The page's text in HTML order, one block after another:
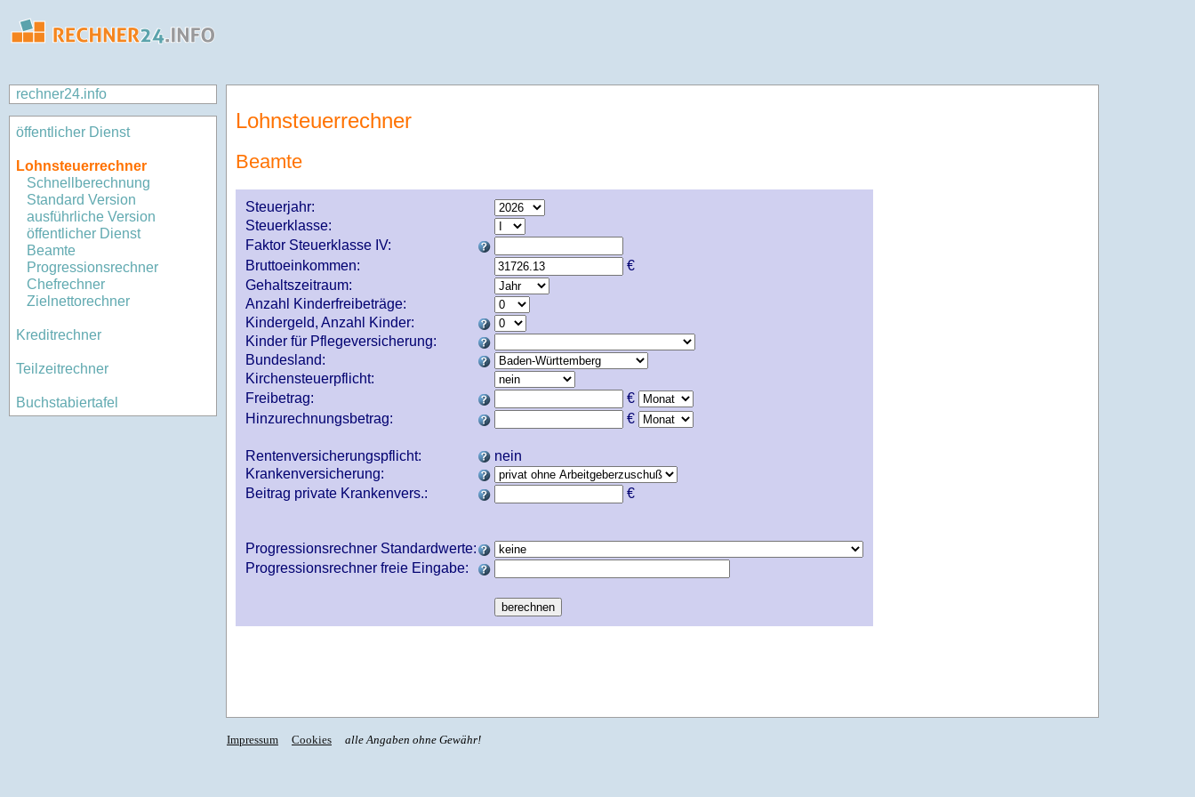
rechner24.info
öffentlicher Dienst
Lohnsteuerrechner
Schnellberechnung
Standard Version
ausführliche Version
öffentlicher Dienst
Beamte
Progressionsrechner
Chefrechner
Zielnettorechner
Kreditrechner
Teilzeitrechner
Buchstabiertafel
Lohnsteuerrechner
Beamte
Steuerjahr:
Steuerklasse:
Faktor Steuerklasse IV:
Bruttoeinkommen:
€
Gehaltszeitraum:
Anzahl Kinderfreibeträge:
Kindergeld, Anzahl Kinder:
Kinder für Pflegeversicherung:
Bundesland:
Kirchensteuerpflicht:
Freibetrag:
€
Hinzurechnungsbetrag:
€
Rentenversicherungspflicht:
nein
Krankenversicherung:
Beitrag private Krankenvers.:
€
Progressionsrechner Standardwerte:
Progressionsrechner freie Eingabe:
Impressum Cookies alle Angaben ohne Gewähr!